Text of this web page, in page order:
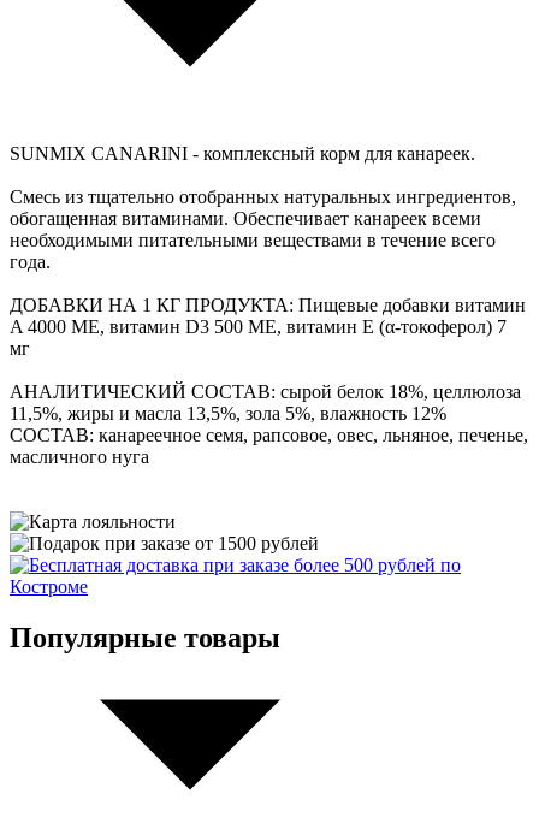
SUNMIX CANARINI - комплексный корм для канареек.
Смесь из тщательно отобранных натуральных ингредиентов,
обогащенная витаминами. Обеспечивает канареек всеми
необходимыми питательными веществами в течение всего
года.
ДОБАВКИ НА 1 КГ ПРОДУКТА: Пищевые добавки витамин
A 4000 МЕ, витамин D3 500 МЕ, витамин E (α-токоферол) 7
мг
АНАЛИТИЧЕСКИЙ СОСТАВ: сырой белок 18%, целлюлоза
11,5%, жиры и масла 13,5%, зола 5%, влажность 12%
СОСТАВ: канареечное семя, рапсовое, овес, льняное, печенье,
масличного нуга
Популярные товары